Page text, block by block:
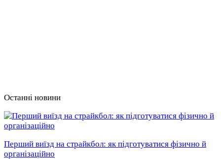
Останні новини
Перший виїзд на страйкбол: як підготуватися фізично й
організаційно